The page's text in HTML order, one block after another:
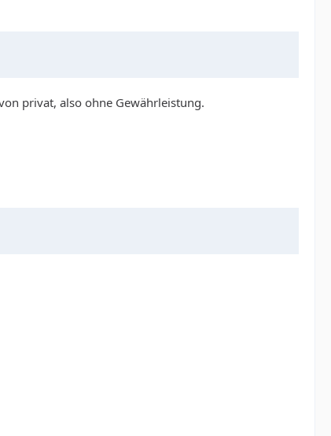
privat, also ohne Gewährleistung.